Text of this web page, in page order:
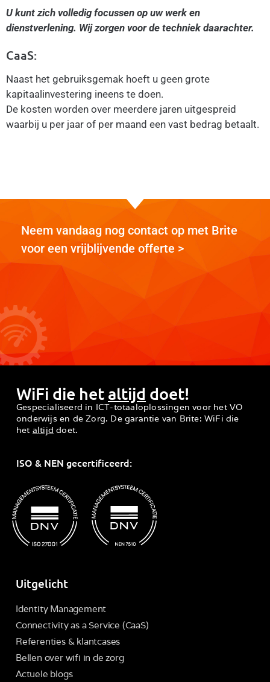
U kunt zich volledig focussen op uw werk en
dienstverlening. Wij zorgen voor de techniek daarachter.
CaaS:
Naast het gebruiksgemak hoeft u geen grote
kapitaalinvestering ineens te doen.
De kosten worden over meerdere jaren uitgespreid
waarbij u per jaar of per maand een vast bedrag betaalt.
Neem vandaag nog contact op met Brite
voor een vrijblijvende offerte >
WiFi die het altijd doet!
Gespecialiseerd in ICT-totaaloplossingen voor het VO
onderwijs en de Zorg. De garantie van Brite: WiFi die
het altijd doet.
ISO & NEN gecertificeerd:
Uitgelicht
Identity Management
Connectivity as a Service (CaaS)
Referenties & klantcases
Bellen over wifi in de zorg
Actuele blogs